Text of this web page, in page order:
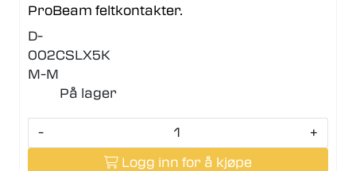
ProBeam feltkontakter.
D-
002CSLX5K
M-M
På lager
-
+
Logg inn for å kjøpe